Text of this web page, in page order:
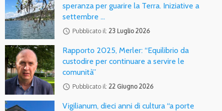
speranza per guarire la Terra. Iniziative a
settembre …
access_time Pubblicato il: 23 Luglio 2026
Rapporto 2025, Merler: “Equilibrio da
custodire per continuare a servire le
comunità”
access_time Pubblicato il: 22 Giugno 2026
Vigilianum, dieci anni di cultura “a porte